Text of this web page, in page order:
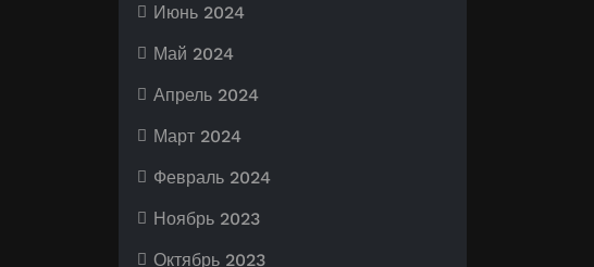
Июнь 2024
Май 2024
Апрель 2024
Март 2024
Февраль 2024
Ноябрь 2023
Октябрь 2023